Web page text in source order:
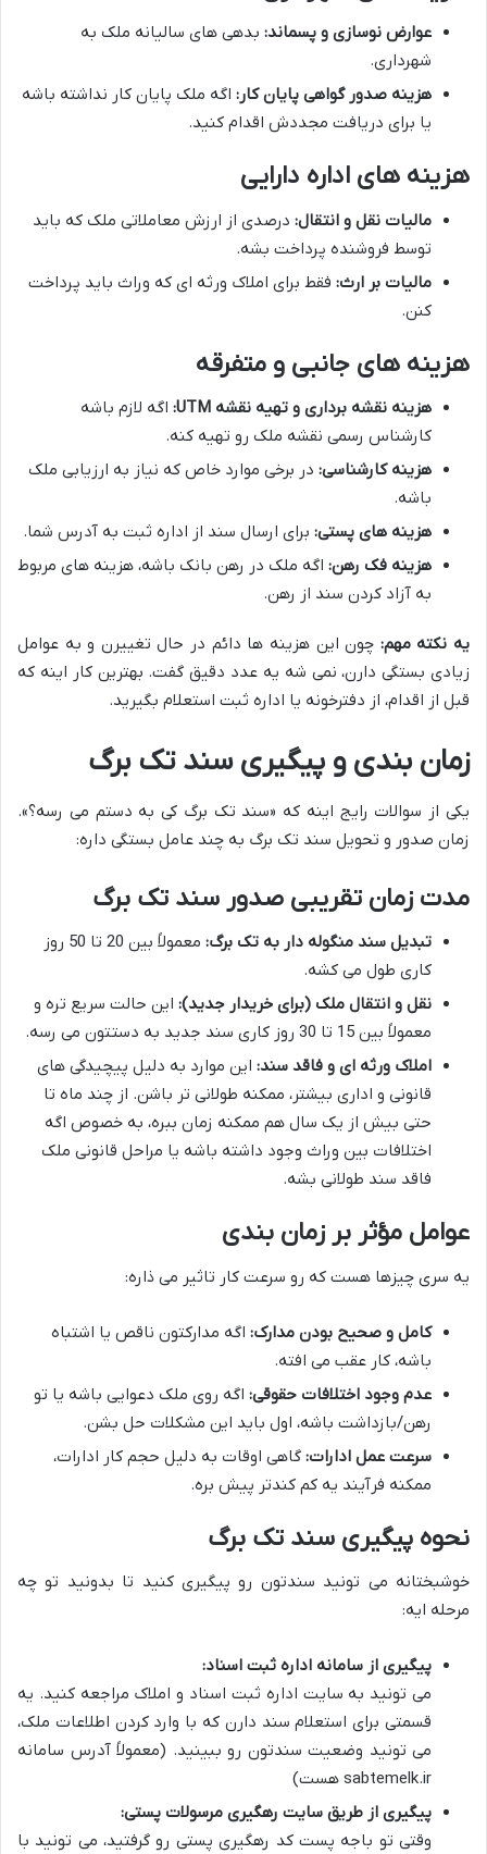
عوارض نوسازی و پسماند: بدهی های سالیانه ملک به
شهرداری.
هزینه صدور گواهی پایان کار: اگه ملک پایان کار نداشته باشه
یا برای دریافت مجددش اقدام کنید.
هزینه های اداره دارایی
مالیات نقل و انتقال: درصدی از ارزش معاملاتی ملک که باید
توسط فروشنده پرداخت بشه.
مالیات بر ارث: فقط برای املاک ورثه ای که وراث باید پرداخت
کنن.
هزینه های جانبی و متفرقه
هزینه نقشه برداری و تهیه نقشه UTM:
اگه لازم باشه
کارشناس رسمی نقشه ملک رو تهیه کنه.
هزینه کارشناسی: در برخی موارد خاص که نیاز به ارزیابی ملک
باشه.
هزینه های پستی: برای ارسال سند از اداره ثبت به آدرس شما.
هزینه فک رهن: اگه ملک در رهن بانک باشه، هزینه های مربوط
به آزاد کردن سند از رهن.
یه نکته مهم: چون این هزینه ها دائم در حال تغییرن و به عوامل
زیادی بستگی دارن، نمی شه یه عدد دقیق گفت. بهترین کار اینه که
قبل از اقدام، از دفترخونه یا اداره ثبت استعلام بگیرید.
زمان بندی و پیگیری سند تک برگ
یکی از سوالات رایج اینه که «سند تک برگ کی به دستم می رسه؟».
زمان صدور و تحویل سند تک برگ به چند عامل بستگی داره:
مدت زمان تقریبی صدور سند تک برگ
تبدیل سند منگوله دار به تک برگ:
معمولاً بین 20 تا 50 روز
کاری طول می کشه.
نقل و انتقال ملک (برای خریدار جدید): این حالت سریع تره و
معمولاً بین 15 تا 30 روز کاری سند جدید به دستتون می رسه.
املاک ورثه ای و فاقد سند: این موارد به دلیل پیچیدگی های
قانونی و اداری بیشتر، ممکنه طولانی تر باشن. از چند ماه تا
حتی بیش از یک سال هم ممکنه زمان ببره، به خصوص اگه
اختلافات بین وراث وجود داشته باشه یا مراحل قانونی ملک
فاقد سند طولانی بشه.
عوامل مؤثر بر زمان بندی
یه سری چیزها هست که رو سرعت کار تاثیر می ذاره:
کامل و صحیح بودن مدارک: اگه مدارکتون ناقص یا اشتباه
باشه، کار عقب می افته.
عدم وجود اختلافات حقوقی: اگه روی ملک دعوایی باشه یا تو
رهن/بازداشت باشه، اول باید این مشکلات حل بشن.
سرعت عمل ادارات: گاهی اوقات به دلیل حجم کار ادارات،
ممکنه فرآیند یه کم کندتر پیش بره.
نحوه پیگیری سند تک برگ
خوشبختانه می تونید سندتون رو پیگیری کنید تا بدونید تو چه
مرحله ایه:
پیگیری از سامانه اداره ثبت اسناد:
می تونید به سایت اداره ثبت اسناد و املاک مراجعه کنید. یه
قسمتی برای استعلام سند دارن که با وارد کردن اطلاعات ملک،
می تونید وضعیت سندتون رو ببینید. (معمولاً آدرس سامانه
sabtemelk.ir هست)
پیگیری از طریق سایت رهگیری مرسولات پستی:
وقتی تو باجه پست کد رهگیری پستی رو گرفتید، می تونید با